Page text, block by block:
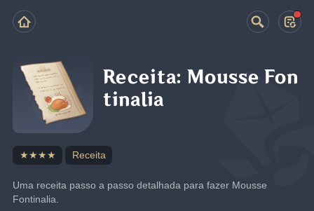
Receita: Mousse Fon
tinalia
★★★★ Receita
Uma receita passo a passo detalhada para fazer Mousse
Fontinalia.